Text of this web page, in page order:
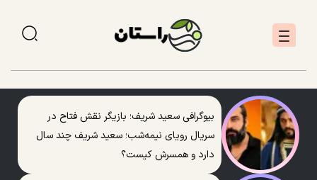
بیوگرافی سعید شریف؛ بازیگر نقش فتاح در
سریال رویای نیمه‌شب؛ سعید شریف چند سال
دارد و همسرش کیست؟